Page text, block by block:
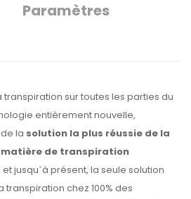
Paramètres
sur toutes les parties du
entièrement nouvelle,
la solution la plus réussie de la
matière de transpiration
et jusqu`à présent, la seule solution
chez 100% des